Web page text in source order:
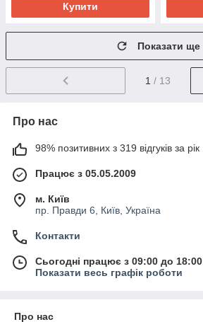
Купити
Показати ще
1 / 13
Про нас
98% позитивних з 319 відгуків за рік
Працює з 05.05.2009
м. Київ
пр. Правди 6, Київ, Україна
Контакти
Сьогодні працює з 09:00 до 18:00
Показати весь графік роботи
Про нас